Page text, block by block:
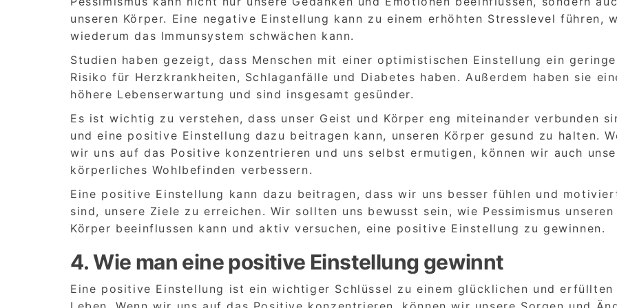
unseren Körper. Eine negative Einstellung kann zu einem erhöhten Stresslevel führen,
wiederum das Immunsystem schwächen kann.
Studien haben gezeigt, dass Menschen mit einer optimistischen Einstellung ein
Risiko für Herzkrankheiten, Schlaganfälle und Diabetes haben. Außerdem haben sie
höhere Lebenserwartung und sind insgesamt gesünder.
Es ist wichtig zu verstehen, dass unser Geist und Körper eng miteinander verbunden
und eine positive Einstellung dazu beitragen kann, unseren Körper gesund zu halten.
wir uns auf das Positive konzentrieren und uns selbst ermutigen, können wir auch
körperliches Wohlbefinden verbessern.
Eine positive Einstellung kann dazu beitragen, dass wir uns besser fühlen und
sind, unsere Ziele zu erreichen. Wir sollten uns bewusst sein, wie Pessimismus unseren
Körper beeinflussen kann und aktiv versuchen, eine positive Einstellung zu gewinnen.
4. Wie man eine positive Einstellung gewinnt
Eine positive Einstellung ist ein wichtiger Schlüssel zu einem glücklichen und erfüllten